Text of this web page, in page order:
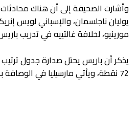
وأشارت الصحيفة إلى أن هناك
يوليان ناجلسمان، والإسباني لويس
مورينيو، لخلافة غالتييه في تدريب
يذكر أن باريس يحتل صدارة جدول
72 نقطة، ويأتي مارسيليا في الوصافة برصيد 64 نقطة.